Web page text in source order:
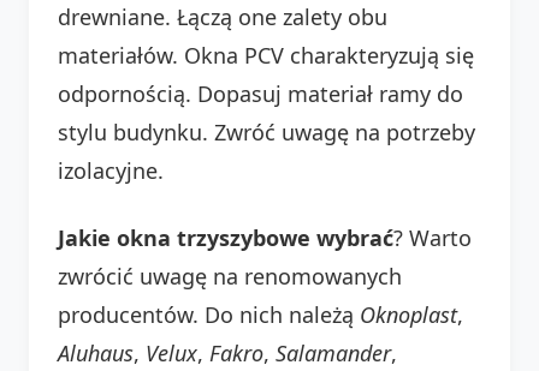
drewniane. Łączą one zalety obu
materiałów. Okna PCV charakteryzują się
odpornością. Dopasuj materiał ramy do
stylu budynku. Zwróć uwagę na potrzeby
izolacyjne.
Jakie okna trzyszybowe wybrać? Warto
zwrócić uwagę na renomowanych
producentów. Do nich należą Oknoplast,
Aluhaus, Velux, Fakro, Salamander,